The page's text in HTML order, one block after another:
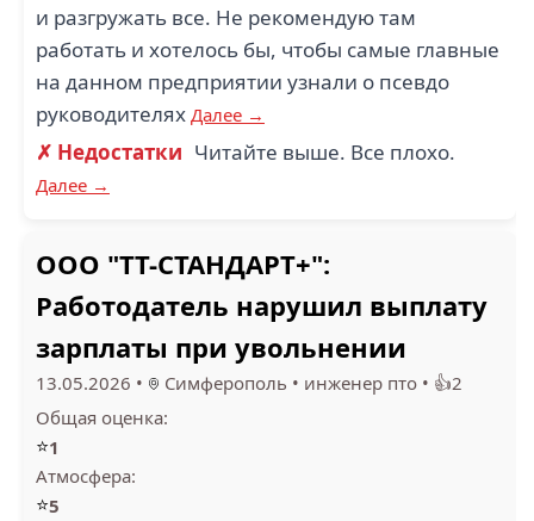
и разгружать все. Не рекомендую там
работать и хотелось бы, чтобы самые главные
на данном предприятии узнали о псевдо
руководителях Далее →
✗ Недостатки Читайте выше. Все плохо.
Далее →
ООО "ТТ-СТАНДАРТ+":
Работодатель нарушил выплату
зарплаты при увольнении
13.05.2026 • Симферополь • инженер пто • 👍2
Общая оценка:
⭐1
Атмосфера:
⭐5